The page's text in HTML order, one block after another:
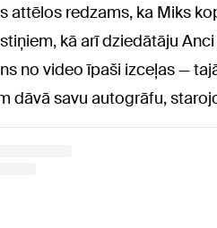
attēlos redzams, ka Miks
kā arī dziedātāju
no video īpaši izceļas —
dāvā savu autogrāfu,